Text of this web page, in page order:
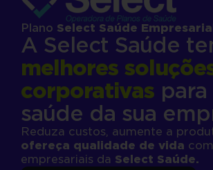
Plano Select Saúde
A Select Saúde
melhores
corporativas para
saúde da sua
Reduza custos, aumente a
ofereça qualidade de vida
empresariais da Select Saúde.